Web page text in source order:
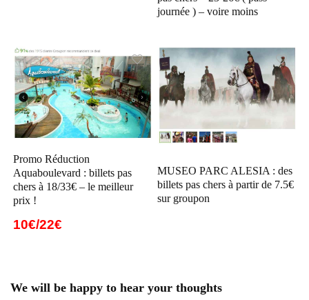
journée ) – voire moins
Promo Réduction
Aquaboulevard : billets pas
chers à 18/33€ – le meilleur
prix !
10€/22€
MUSEO PARC ALESIA : des
billets pas chers à partir de 7.5€
sur groupon
We will be happy to hear your thoughts